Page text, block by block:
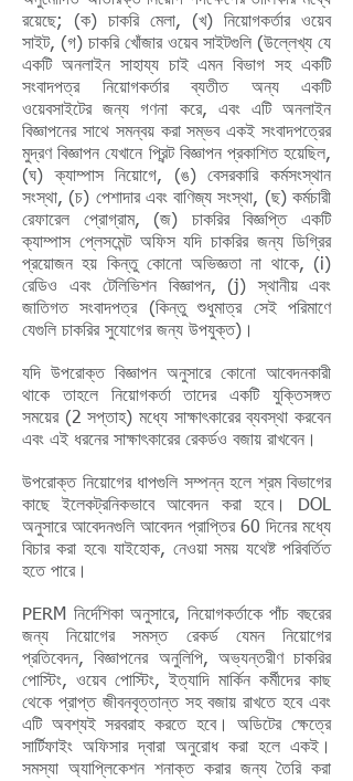
রয়েছে; (ক) চাকরি মেলা, (খ) নিয়োগকর্তার ওয়েব
সাইট, (গ) চাকরি খোঁজার ওয়েব সাইটগুলি (উল্লেখ্য যে
একটি অনলাইন সাহায্য চাই এমন বিভাগ সহ একটি
সংবাদপত্র নিয়োগকর্তার ব্যতীত অন্য একটি
ওয়েবসাইটের জন্য গণনা করে, এবং এটি অনলাইন
বিজ্ঞাপনের সাথে সমন্বয় করা সম্ভব একই সংবাদপত্রের
মুদ্রণ বিজ্ঞাপন যেখানে প্রিন্ট বিজ্ঞাপন প্রকাশিত হয়েছিল,
(ঘ) ক্যাম্পাস নিয়োগে, (ঙ) বেসরকারি কর্মসংস্থান
সংস্থা, (চ) পেশাদার এবং বাণিজ্য সংস্থা, (ছ) কর্মচারী
রেফারেল প্রোগ্রাম, (জ) চাকরির বিজ্ঞপ্তি একটি
ক্যাম্পাস প্লেসমেন্ট অফিস যদি চাকরির জন্য ডিগ্রির
প্রয়োজন হয় কিন্তু কোনো অভিজ্ঞতা না থাকে, (i)
রেডিও এবং টেলিভিশন বিজ্ঞাপন, (j) স্থানীয় এবং
জাতিগত সংবাদপত্র (কিন্তু শুধুমাত্র সেই পরিমাণে
যেগুলি চাকরির সুযোগের জন্য উপযুক্ত)।
যদি উপরোক্ত বিজ্ঞাপন অনুসারে কোনো আবেদনকারী
থাকে তাহলে নিয়োগকর্তা তাদের একটি যুক্তিসঙ্গত
সময়ের (2 সপ্তাহ) মধ্যে সাক্ষাৎকারের ব্যবস্থা করবেন
এবং এই ধরনের সাক্ষাৎকারের রেকর্ডও বজায় রাখবেন।
উপরোক্ত নিয়োগের ধাপগুলি সম্পন্ন হলে শ্রম বিভাগের
কাছে ইলেকট্রনিকভাবে আবেদন করা হবে। DOL
অনুসারে আবেদনগুলি আবেদন প্রাপ্তির 60 দিনের মধ্যে
বিচার করা হবে৷ যাইহোক, নেওয়া সময় যথেষ্ট পরিবর্তিত
হতে পারে।
PERM নির্দেশিকা অনুসারে, নিয়োগকর্তাকে পাঁচ বছরের
জন্য নিয়োগের সমস্ত রেকর্ড যেমন নিয়োগের
প্রতিবেদন, বিজ্ঞাপনের অনুলিপি, অভ্যন্তরীণ চাকরির
পোস্টিং, ওয়েব পোস্টিং, ইত্যাদি মার্কিন কর্মীদের কাছ
থেকে প্রাপ্ত জীবনবৃত্তান্ত সহ বজায় রাখতে হবে এবং
এটি অবশ্যই সরবরাহ করতে হবে। অডিটের ক্ষেত্রে
সার্টিফাইং অফিসার দ্বারা অনুরোধ করা হলে একই।
সমস্যা অ্যাপ্লিকেশন শনাক্ত করার জন্য তৈরি করা